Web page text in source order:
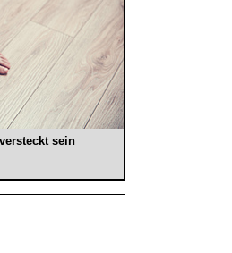
sein